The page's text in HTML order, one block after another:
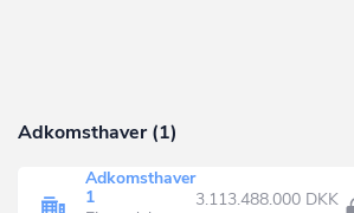
Adkomsthaver (1)
Adkomsthaver
1
3.113.488.000 DKK